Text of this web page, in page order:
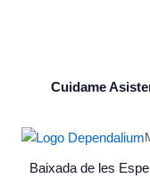
Cuidame
Baixada de les